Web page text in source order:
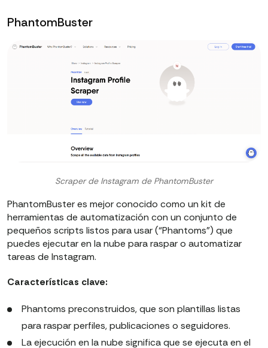
PhantomBuster
Scraper de Instagram de PhantomBuster
PhantomBuster es mejor conocido como un kit de
herramientas de automatización con un conjunto de
pequeños scripts listos para usar (“Phantoms”) que
puedes ejecutar en la nube para raspar o automatizar
tareas de Instagram.
Características clave:
Phantoms preconstruidos, que son plantillas listas
para raspar perfiles, publicaciones o seguidores.
La ejecución en la nube significa que se ejecuta en el